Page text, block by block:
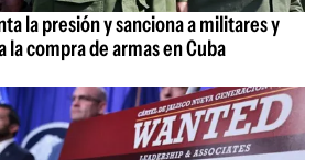
la presión y sanciona a militares y
la compra de armas en Cuba